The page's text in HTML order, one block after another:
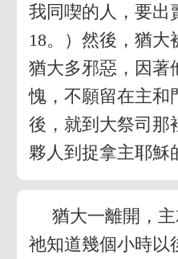
我同喫的人，要出
18。）然後，猶
猶大多邪惡，因著
愧，不願留在主和
後，就到大祭司那
夥人到捉拿主耶穌
猶大一離開，
祂知道幾個小時以